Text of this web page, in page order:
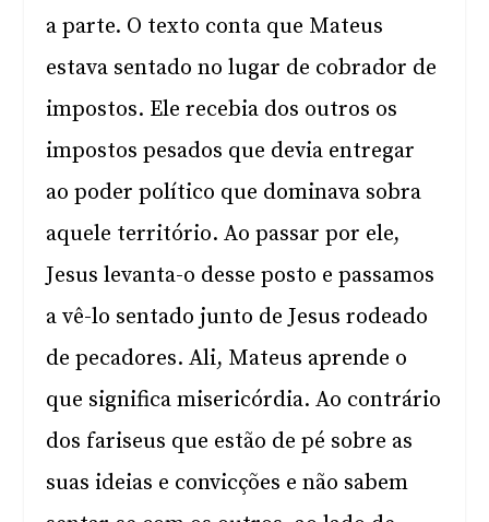
a parte. O texto conta que Mateus
estava sentado no lugar de cobrador de
impostos. Ele recebia dos outros os
impostos pesados que devia entregar
ao poder político que dominava sobra
aquele território. Ao passar por ele,
Jesus levanta-o desse posto e passamos
a vê-lo sentado junto de Jesus rodeado
de pecadores. Ali, Mateus aprende o
que significa misericórdia. Ao contrário
dos fariseus que estão de pé sobre as
suas ideias e convicções e não sabem